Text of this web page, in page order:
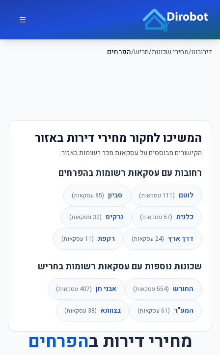
דירובוט/מחירי שכונות/חריש/הפרחים
דירובוט
המשיכו לחקור מחירי דירות באזור
הקישורים מבוססים על עסקאות מכר רשומות באזור.
רחובות עם עסקאות רשומות בהפרחים
לוטם (
111 עסקאות) סביון (
85 עסקאות)
כלנית (
57 עסקאות) נרקיס (
32 עסקאות)
דרך ארץ (
24 עסקאות) רקפת (
11 עסקאות)
שכונות נוספות עם עסקאות רשומות בחריש
החורש (
554 עסקאות) אבני חן (
407 עסקאות)
המע"ר (
61 עסקאות) בצוותא (
38 עסקאות)
מחירי דירות בהפרחים